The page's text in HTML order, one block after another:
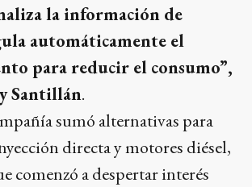
la información de
automáticamente el
para reducir el consumo”,
Santillán.
sumó alternativas para
directa y motores diésel,
comenzó a despertar interés